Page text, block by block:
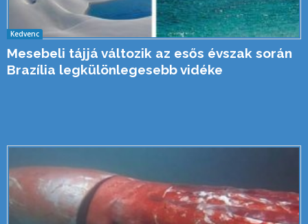
Kedvenc
Mesebeli tájjá változik az esős évszak során
Brazília legkülönlegesebb vidéke